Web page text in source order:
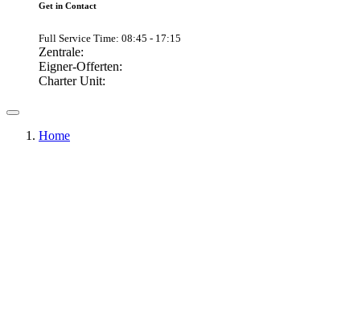
Get in Contact
Full Service Time: 08:45 - 17:15
Zentrale:
Eigner-Offerten:
Charter Unit:
Home